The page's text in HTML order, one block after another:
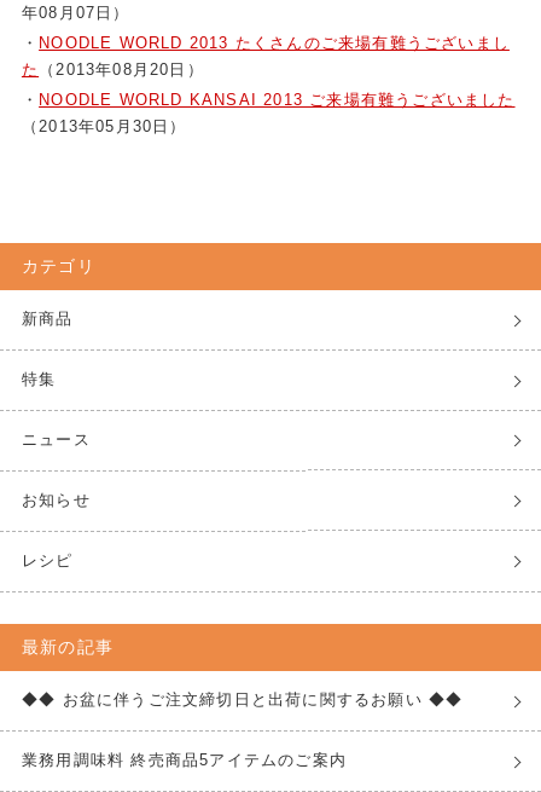
年08月07日）
・ NOODLE WORLD 2013 たくさんのご来場有難うございまし
た
（2013年08月20日）
・ NOODLE WORLD KANSAI 2013 ご来場有難うございました
（2013年05月30日）
カテゴリ
新商品
特集
ニュース
お知らせ
レシピ
最新の記事
◆◆ お盆に伴うご注文締切日と出荷に関するお願い ◆◆
業務用調味料 終売商品5アイテムのご案内